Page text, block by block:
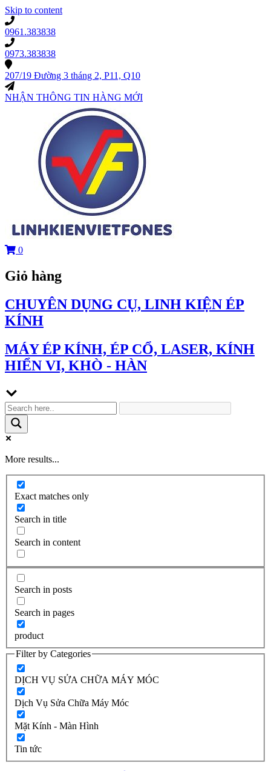
Skip to content
0961.383838
0973.383838
207/19 Đường 3 tháng 2, P11, Q10
NHẬN THÔNG TIN HÀNG MỚI
0
Giỏ hàng
CHUYÊN DỤNG CỤ, LINH KIỆN ÉP
KÍNH
MÁY ÉP KÍNH, ÉP CỔ, LASER, KÍNH
HIỂN VI, KHÒ - HÀN
More results...
Exact matches only
Search in title
Search in content
Search in posts
Search in pages
product
Filter by Categories
DỊCH VỤ SỬA CHỮA MÁY MÓC
Dịch Vụ Sửa Chữa Máy Móc
Mặt Kính - Màn Hình
Tin tức